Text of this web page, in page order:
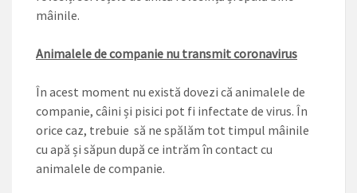
mâinile.
Animalele de companie nu transmit coronavirus
În acest moment nu există dovezi că animalele de
companie, câini și pisici pot fi infectate de virus. În
orice caz, trebuie să ne spălăm tot timpul mâinile
cu apă și săpun după ce intrăm în contact cu
animalele de companie.